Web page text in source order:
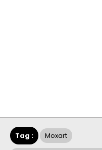
Tag : Moxart